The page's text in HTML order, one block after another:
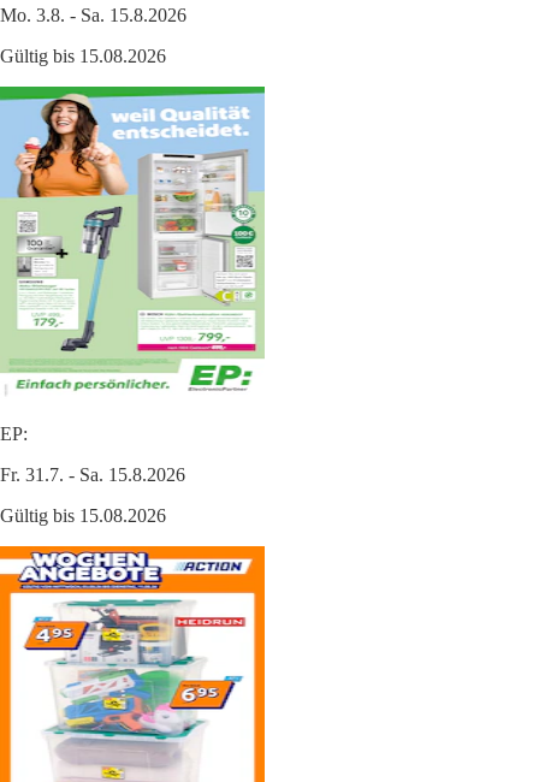
Mo. 3.8. - Sa. 15.8.2026
Gültig bis 15.08.2026
EP:
Fr. 31.7. - Sa. 15.8.2026
Gültig bis 15.08.2026